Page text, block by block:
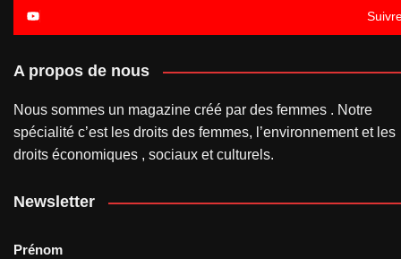
A propos de nous
Nous sommes un magazine créé par des femmes . Notre
spécialité c’est les droits des femmes, l’environnement et les
droits économiques , sociaux et culturels.
Newsletter
Prénom